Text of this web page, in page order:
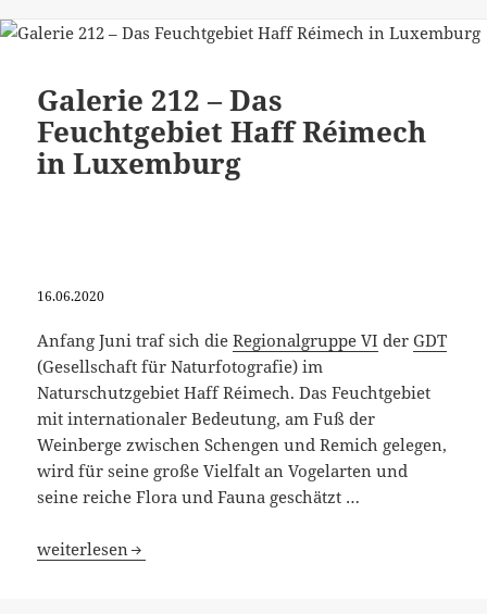
Galerie 212 – Das
Feuchtgebiet Haff Réimech
in Luxemburg
16.06.2020
Anfang Juni traf sich dieRegionalgruppe VI derGDT
(Gesellschaft für Naturfotografie) im
Naturschutzgebiet Haff Réimech. Das Feuchtgebiet
mit internationaler Bedeutung, am Fuß der
Weinberge zwischen Schengen und Remich gelegen,
wird für seine große Vielfalt an Vogelarten und
seine reiche Flora und Fauna geschätzt …
Galerie 212 – Das Feuchtgebiet Haff Réimech in
weiterlesen